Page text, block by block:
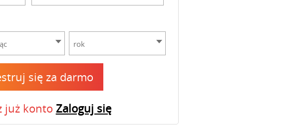
rok
się za darmo
już konto Zaloguj się